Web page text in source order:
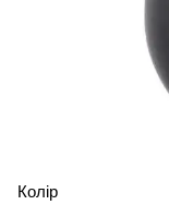
Колір